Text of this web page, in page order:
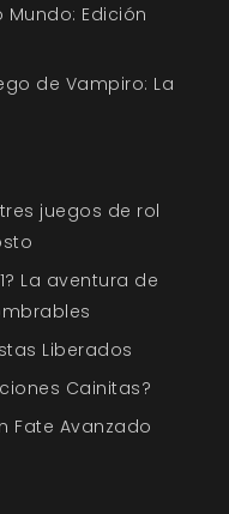
Edición
de Vampiro: La
juegos de rol
La aventura de
Liberados
Cainitas?
Fate Avanzado